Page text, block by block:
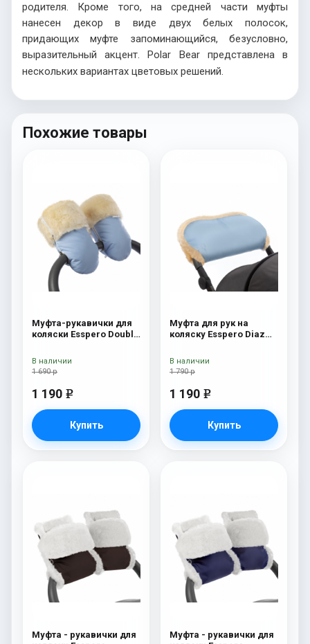
родителя. Кроме того, на средней части муфты
нанесен декор в виде двух белых полосок,
придающих муфте запоминающийся, безусловно,
выразительный акцент. Polar Bear представлена в
нескольких вариантах цветовых решений.
Похожие товары
Муфта-рукавички для
коляски Esspero Double
Blue Mountain
1 690 р
1 190 e
Купить
В наличии
Муфта для рук на
коляску Esspero Diaz
Blue Mountain
1 790 р
1 190 e
Купить
В наличии
Муфта - рукавички для
Муфта - рукавички для